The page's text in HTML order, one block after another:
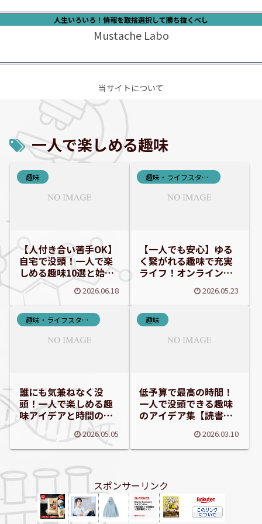
人生いろいろ！情報を取捨選択して勝ち抜くべし
Mustache Labo
当サイトについて
一人で楽しめる趣味
趣味
【人付き合い苦手OK】
自宅で没頭！一人で楽
しめる趣味10選と始め
2026.06.18
趣味・ライフスタイル
【一人でも安心】ゆる
く繋がれる趣味で充実
ライフ！オンライン・
オフライン交流術2026.05.23
趣味・ライフスタイル
誰にも気兼ねなく没
頭！一人で楽しめる趣
味アイデアと時間の活
用術
2026.05.05
趣味
低予算で最高の時間！
一人で没頭できる趣味
のアイデア集【読書・
2026.03.10
スポンサーリンク